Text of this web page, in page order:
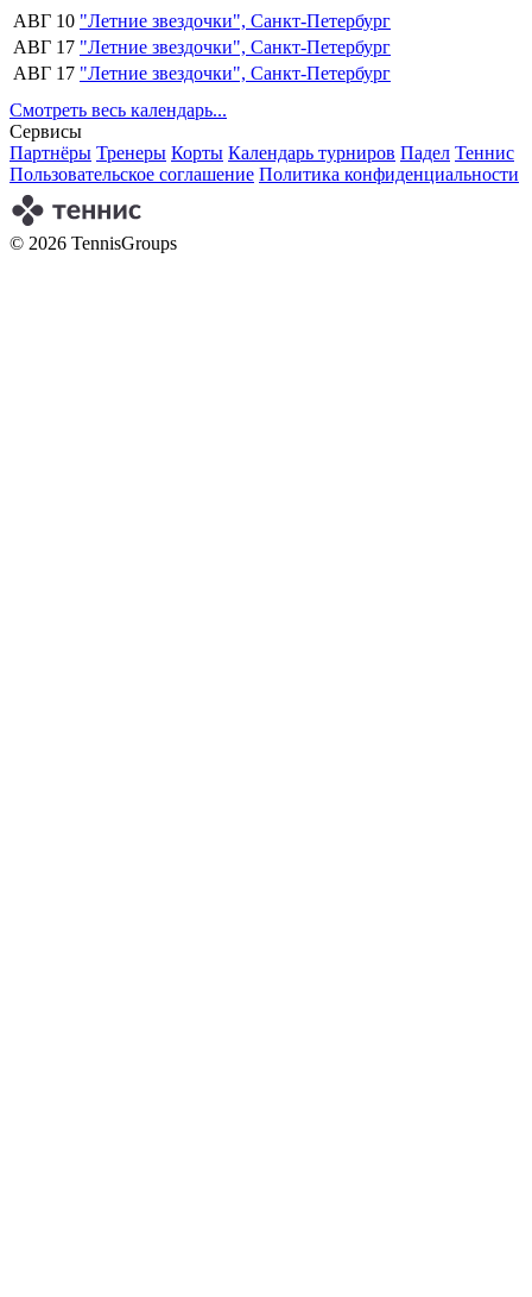
АВГ 10 "Летние звездочки", Санкт-Петербург
АВГ 17 "Летние звездочки", Санкт-Петербург
АВГ 17 "Летние звездочки", Санкт-Петербург
Смотреть весь календарь...
Сервисы
Партнёры Тренеры Корты Календарь турниров Падел Теннис
Пользовательское соглашение Политика конфиденциальности
© 2026 TennisGroups